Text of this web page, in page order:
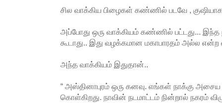
சில வாக்கிய பிழைகள் கண்ணில் படவே , குஷியாக
அப்போது ஒரு வாக்கியம் கண்ணில் பட்டது... இந்த
கூடாது.. இது வழக்கமான மகாபாரதம் அல்ல
அந்த வாக்கியம் இதுதான்..
“ அஸ்தினாபுரம் ஒரு கனவு. எங்கள் நாக்கு
கொள்கிறது. நாவின் நடமாட்டம் நின்றால் நகரம்